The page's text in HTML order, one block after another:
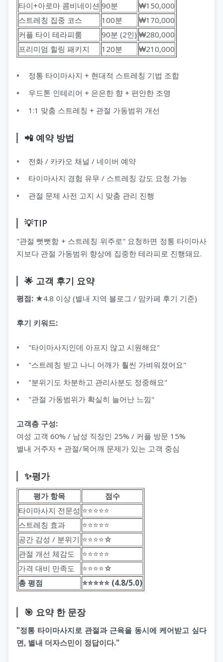
코스
타이+아로마 콤비네이션 90분
₩150,000
스트레칭 집중 코스
100분
₩170,000
커플 타이 테라피룸
90분 (2인) ₩280,000
프리미엄 힐링 패키지
120분 ₩210,000
정통 타이마사지 + 현대적 스트레칭 기법 조합
우드톤 인테리어 + 은은한 향 + 편안한 조명
1:1 맞춤 스트레칭 + 관절 가동범위 개선
📲 예약 방법
전화 / 카카오 채널 / 네이버 예약
타이마사지 경험 유무 / 스트레칭 강도 요청 가능
관절 문제 사전 고지 시 맞춤 관리 진행
💡TIP
"관절 뻣뻣함 + 스트레칭 위주로" 요청하면 정통 타이마사
지보다 관절 가동범위 향상에 집중한 테라피로 진행돼요.
🌟 고객 후기 요약
평점: ★4.8 이상 (별내 지역 블로그 / 맘카페 후기 기준)
후기 키워드:
"타이마사지인데 아프지 않고 시원해요"
"스트레칭 받고 나니 어깨가 훨씬 가벼워졌어요"
"분위기도 차분하고 관리사분도 정중해요"
"관절 가동범위가 확실히 늘어난 느낌"
고객층 구성:
여성 고객 60% / 남성 직장인 25% / 커플 방문 15%
별내 거주자 + 관절/목어깨 문제가 있는 고객 중심
✨평가
평가 항목
점수
타이마사지 전문성 ⭐️⭐️⭐️⭐️⭐️
스트레칭 효과
⭐️⭐️⭐️⭐️⭐️
공간 감성 / 분위기 ⭐️⭐️⭐️⭐️☆
관절 개선 체감도
⭐️⭐️⭐️⭐️⭐️
가격 대비 만족도
⭐️⭐️⭐️⭐️☆
총 평점
⭐️⭐️⭐️⭐️⭐️ (4.8/5.0)
🎯 요약 한 문장
"정통 타이마사지로 관절과 근육을 동시에 케어받고 싶다
면, 별내 더자스민이 정답이다."